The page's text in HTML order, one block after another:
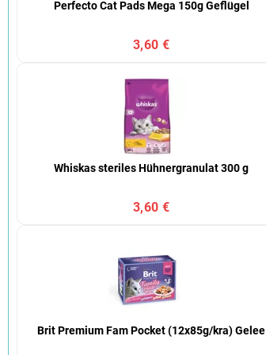
Perfecto Cat Pads Mega 150g Geflügel
3,60 €
Whiskas steriles Hühnergranulat 300 g
3,60 €
Brit Premium Fam Pocket (12x85g/kra) Gelee